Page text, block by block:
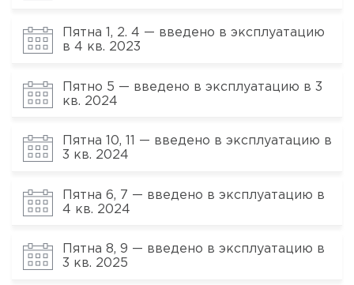
Пятна 1, 2. 4 — введено в эксплуатацию
в 4 кв. 2023
Пятно 5 — введено в эксплуатацию в 3
кв. 2024
Пятна 10, 11 — введено в эксплуатацию в
3 кв. 2024
Пятна 6, 7 — введено в эксплуатацию в
4 кв. 2024
Пятна 8, 9 — введено в эксплуатацию в
3 кв. 2025